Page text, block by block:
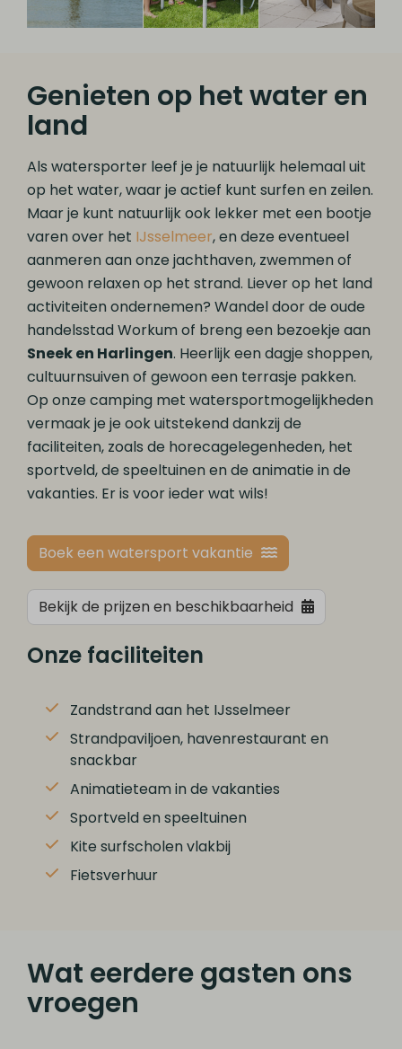
Genieten op het water en
land
Als watersporter leef je je natuurlijk helemaal uit
op het water, waar je actief kunt surfen en zeilen.
Maar je kunt natuurlijk ook lekker met een bootje
varen over het IJsselmeer, en deze eventueel
aanmeren aan onze jachthaven, zwemmen of
gewoon relaxen op het strand. Liever op het land
activiteiten ondernemen? Wandel door de oude
handelsstad Workum of breng een bezoekje aan
Sneek en Harlingen. Heerlijk een dagje shoppen,
cultuurnsuiven of gewoon een terrasje pakken.
Op onze camping met watersportmogelijkheden
vermaak je je ook uitstekend dankzij de
faciliteiten, zoals de horecagelegenheden, het
sportveld, de speeltuinen en de animatie in de
vakanties. Er is voor ieder wat wils!
Boek een watersport vakantie
Bekijk de prijzen en beschikbaarheid
Onze faciliteiten
Zandstrand aan het IJsselmeer
Strandpaviljoen, havenrestaurant en
snackbar
Animatieteam in de vakanties
Sportveld en speeltuinen
Kite surfscholen vlakbij
Fietsverhuur
Wat eerdere gasten ons
vroegen